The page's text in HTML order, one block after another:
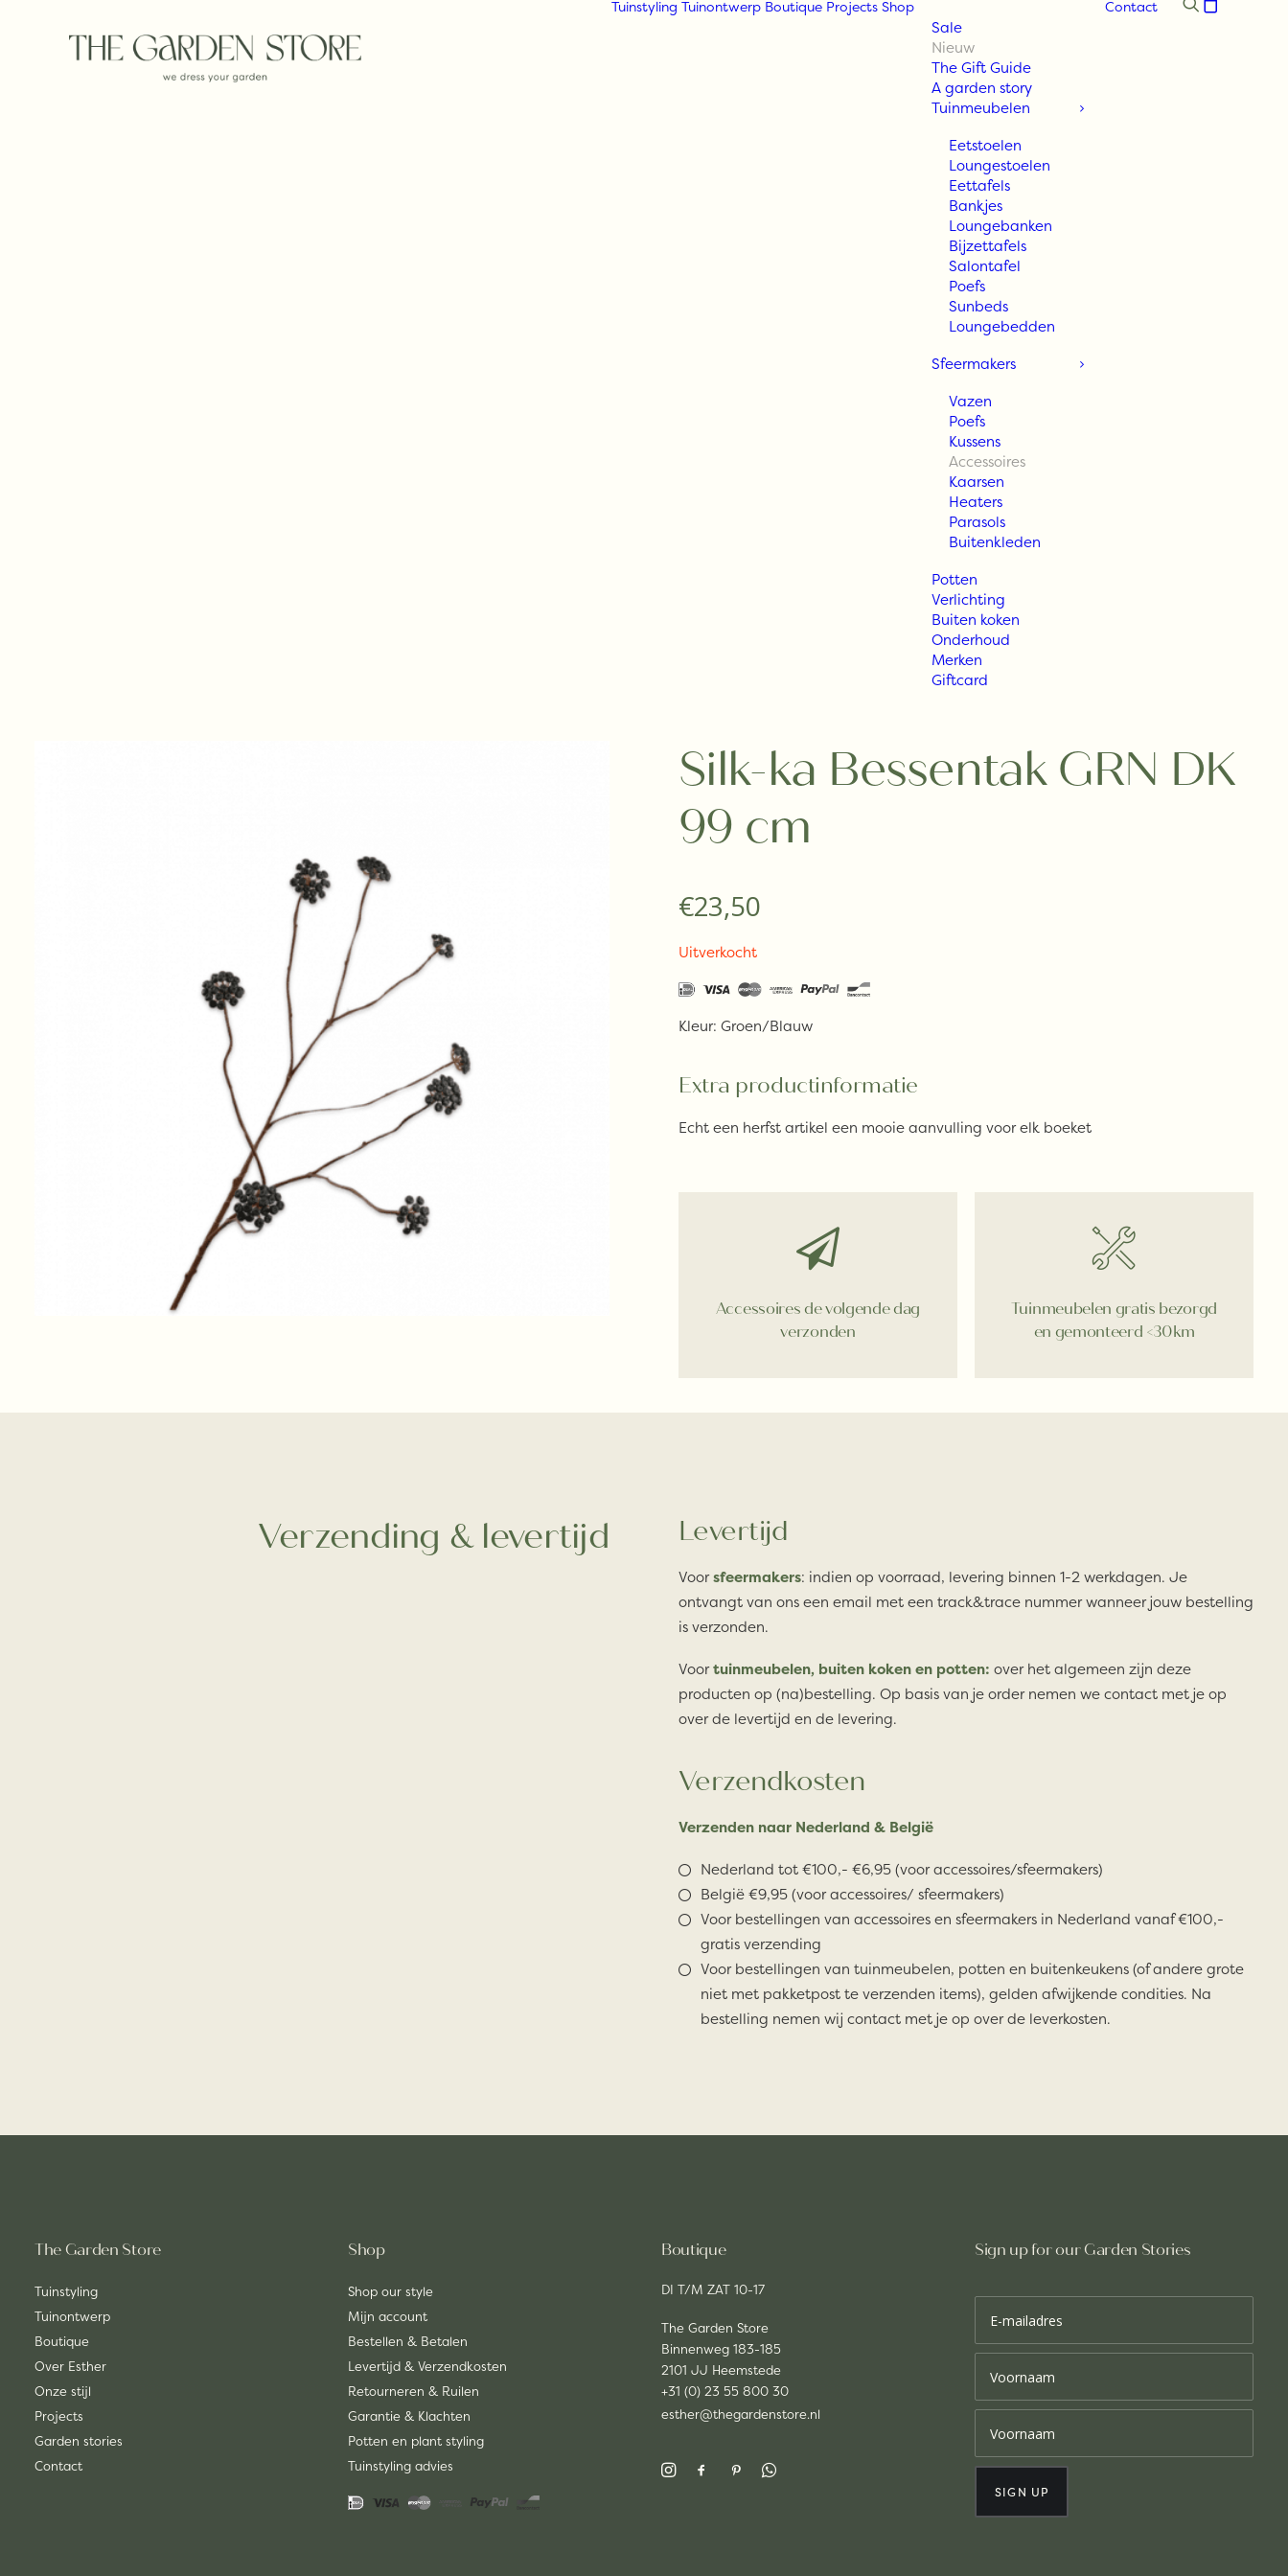
Tuinstyling Tuinontwerp Boutique Projects Shop
Sale
Nieuw
The Gift Guide
A garden story
Tuinmeubelen
Eetstoelen
Loungestoelen
Eettafels
Bankjes
Loungebanken
Bijzettafels
Salontafel
Poefs
Sunbeds
Loungebedden
Sfeermakers
Vazen
Poefs
Kussens
Accessoires
Kaarsen
Heaters
Parasols
Buitenkleden
Potten
Verlichting
Buiten koken
Onderhoud
Merken
Giftcard
Contact
Silk-ka Bessentak GRN DK
99 cm
€23,50
Uitverkocht
Kleur: Groen/Blauw
Extra productinformatie
Echt een herfst artikel een mooie aanvulling voor elk boeket
Accessoires de volgende dag
verzonden
Tuinmeubelen gratis bezorgd
en gemonteerd <30km
Verzending & levertijd Levertijd
Voorsfeermakers: indien op voorraad, levering binnen 1-2 werkdagen. Je
ontvangt van ons een email met een track&trace nummer wanneer jouw bestelling
is verzonden.
Voortuinmeubelen, buiten koken en potten: over het algemeen zijn deze
producten op (na)bestelling. Op basis van je order nemen we contact met je op
over de levertijd en de levering.
Verzendkosten
Verzenden naar Nederland & België
Nederland tot €100,- €6,95 (voor accessoires/sfeermakers)
België €9,95 (voor accessoires/ sfeermakers)
Voor bestellingen van accessoires en sfeermakers in Nederland vanaf €100,-
gratis verzending
Voor bestellingen van tuinmeubelen, potten en buitenkeukens (of andere grote
niet met pakketpost te verzenden items), gelden afwijkende condities. Na
bestelling nemen wij contact met je op over de leverkosten.
The Garden Store
Tuinstyling
Tuinontwerp
Boutique
Over Esther
Onze stijl
Projects
Garden stories
Contact
Shop
Shop our style
Mijn account
Bestellen & Betalen
Levertijd & Verzendkosten
Retourneren & Ruilen
Garantie & Klachten
Potten en plant styling
Tuinstyling advies
Boutique
DI T/M ZAT 10-17
The Garden Store
Binnenweg 183-185
2101 JJ Heemstede
+31 (0) 23 55 800 30
esther@thegardenstore.nl
Sign up for our Garden Stories